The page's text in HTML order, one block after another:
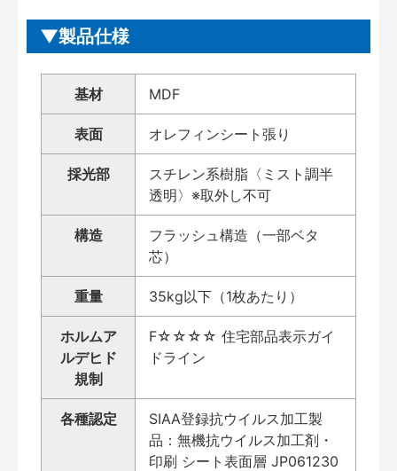
製品仕様
基材 MDF
表面 オレフィンシート張り
採光部
スチレン系樹脂〈ミスト調半
透明〉※取外し不可
構造
フラッシュ構造（一部ベタ
芯）
重量 35kg以下（1枚あたり）
ホルムア
ルデヒド
規制
F☆☆☆☆ 住宅部品表示ガイ
ドライン
各種認定
SIAA登録抗ウイルス加工製
品：無機抗ウイルス加工剤・
印刷 シート表面層 JP061230